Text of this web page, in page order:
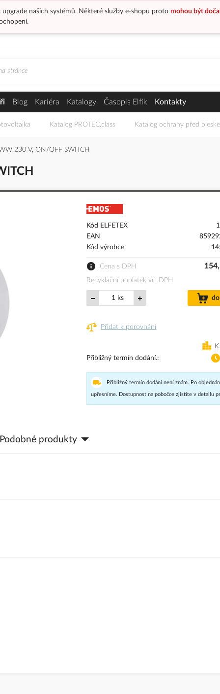
našich systémů. Některé služby e-shopu proto mohou být
Blog Kariéra Katalogy Časopis Elfík Kontakty
Katalog PROTEC.class Katalog ochrany před
230 V, ON/OFF SWITCH
Kód ELFETEX
EAN
Kód výrobce
Cena s DPH
Recyklační poplatek vč. DPH
ks
Přidat k porovnání
Přibližný termín dodání.
Přibližný termín dodání není znám. Po
upřesníme. Dostupnost na pobočce zjistíte v detailu
Podobné produkty